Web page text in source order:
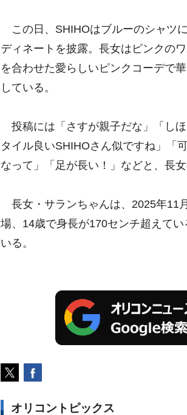
この日、SHIHOはブルーのシャツ
ディネートを披露。長女はピンクの
を合わせた愛らしいピンクコーデで
している。
投稿には「さすが親子だな」「し
タイル良いSHIHOさん似ですね」「
なって」「足が長い！」などと、長
長女・サランちゃんは、2025年11
場、14歳で身長が170センチ超えて
いる。
オリコントピックス